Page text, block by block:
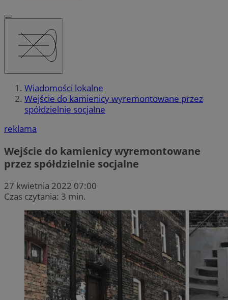
Wiadomości lokalne
Wejście do kamienicy wyremontowane przez
spółdzielnie socjalne
reklama
Wejście do kamienicy wyremontowane
przez spółdzielnie socjalne
27 kwietnia 2022 07:00
Czas czytania: 3 min.